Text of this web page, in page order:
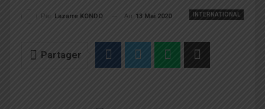
INTERNATIONAL
Par Lazarre KONDO Au 13 Mai 2020
Partager